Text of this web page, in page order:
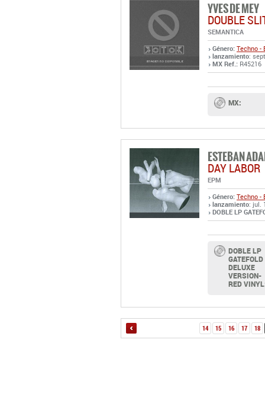
YVES DE MEY
DOUBLE
SEMANTICA
Género: Techno -
lanzamiento:
MX Ref.: R45216
MX:
ESTEBAN
DAY LABOR
EPM
Género: Techno -
lanzamiento: jul.
DOBLE LP
DOBLE LP
GATEFOLD
DELUXE
VERSION-
RED
14 15 16 17 18